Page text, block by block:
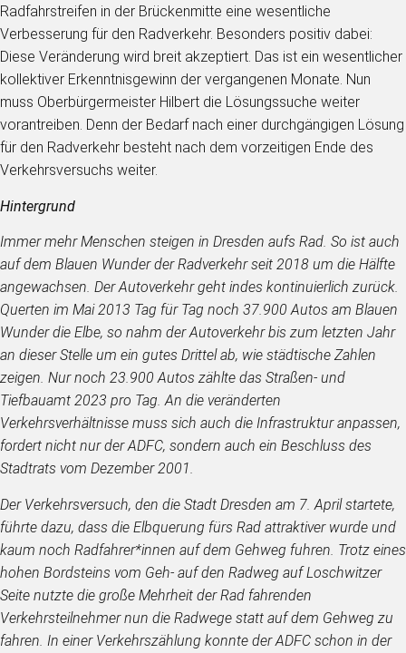
Radfahrstreifen in der Brückenmitte eine wesentliche
Verbesserung für den Radverkehr. Besonders positiv dabei:
Diese Veränderung wird breit akzeptiert. Das ist ein wesentlicher
kollektiver Erkenntnisgewinn der vergangenen Monate. Nun
muss Oberbürgermeister Hilbert die Lösungssuche weiter
vorantreiben. Denn der Bedarf nach einer durchgängigen Lösung
für den Radverkehr besteht nach dem vorzeitigen Ende des
Verkehrsversuchs weiter.
Hintergrund
Immer mehr Menschen steigen in Dresden aufs Rad. So ist auch
auf dem Blauen Wunder der Radverkehr seit 2018 um die Hälfte
angewachsen. Der Autoverkehr geht indes kontinuierlich zurück.
Querten im Mai 2013 Tag für Tag noch 37.900 Autos am Blauen
Wunder die Elbe, so nahm der Autoverkehr bis zum letzten Jahr
an dieser Stelle um ein gutes Drittel ab, wie städtische Zahlen
zeigen. Nur noch 23.900 Autos zählte das Straßen- und
Tiefbauamt 2023 pro Tag. An die veränderten
Verkehrsverhältnisse muss sich auch die Infrastruktur anpassen,
fordert nicht nur der ADFC, sondern auch ein Beschluss des
Stadtrats vom Dezember 2001.
Der Verkehrsversuch, den die Stadt Dresden am 7. April startete,
führte dazu, dass die Elbquerung fürs Rad attraktiver wurde und
kaum noch Radfahrer*innen auf dem Gehweg fuhren. Trotz eines
hohen Bordsteins vom Geh- auf den Radweg auf Loschwitzer
Seite nutzte die große Mehrheit der Rad fahrenden
Verkehrsteilnehmer nun die Radwege statt auf dem Gehweg zu
fahren. In einer Verkehrszählung konnte der ADFC schon in der